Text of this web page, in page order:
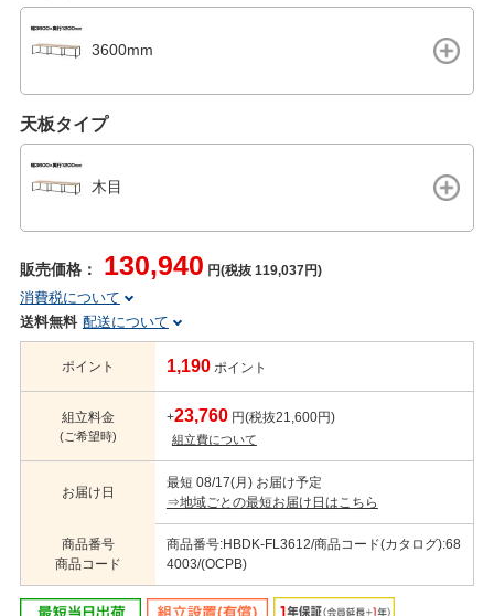
3600mm
天板タイプ
木目
販売価格： 130,940 円(税抜 119,037円)
消費税について
送料無料 配送について
ポイント 1,190 ポイント
組立料金
(ご希望時)
+23,760 円(税抜21,600円)
組立費について
お届け日
最短 08/17(月) お届け予定
⇒地域ごとの最短お届け日はこちら
商品番号
商品コード
商品番号:HBDK-FL3612/商品コード(カタログ):68
4003/(OCPB)